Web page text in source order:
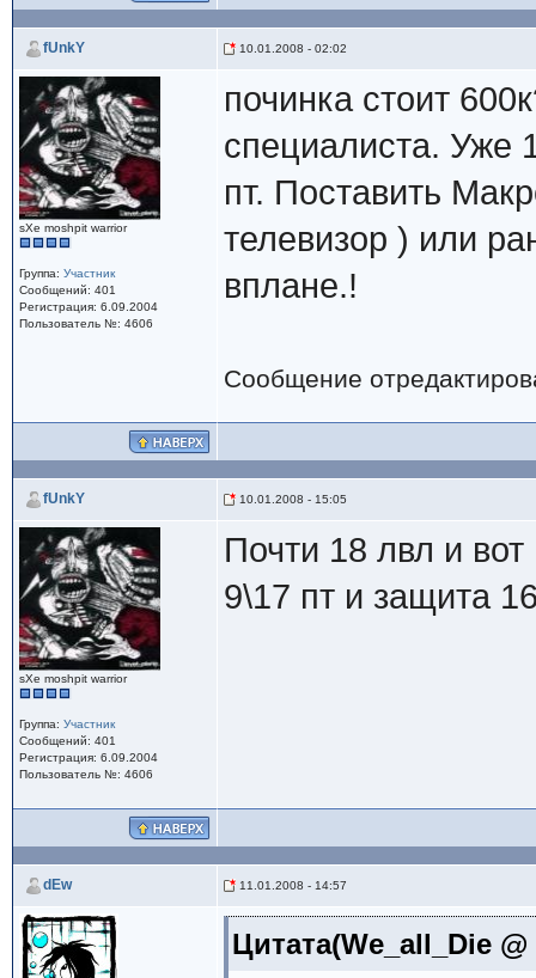
fUnkY 10.01.2008 - 02:02
sXe moshpit warrior
Группа: Участник
Сообщений: 401
Регистрация: 6.09.2004
Пользователь №: 4606
починка стоит
специалиста. Уже
пт. Поставить
телевизор ) или
вплане.!
Сообщение
fUnkY 10.01.2008 - 15:05
sXe moshpit warrior
Группа: Участник
Сообщений: 401
Регистрация: 6.09.2004
Пользователь №: 4606
Почти 18 лвл и
9\17 пт и защита
dEw 11.01.2008 - 14:57
Цитата(We_all_Die